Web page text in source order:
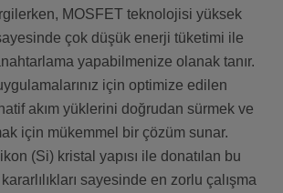
MOSFET teknolojisi yüksek
çok düşük enerji tüketimi ile
yapabilmenize olanak tanır.
için optimize edilen
akım yüklerini doğrudan sürmek ve
için mükemmel bir çözüm sunar.
(Si) kristal yapısı ile donatılan bu
sayesinde en zorlu çalışma